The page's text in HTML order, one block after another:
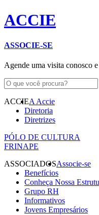
ACCIE
ASSOCIE-SE
Agende uma visita conosco
ACCIEA Accie
Diretoria
Diretrizes
PÓLO DE CULTURA
FRINAPE
ASSOCIADOSAssocie-se
Benefícios
Conheça Nossa
Grupo RH
Informativos
Jovens Empresários